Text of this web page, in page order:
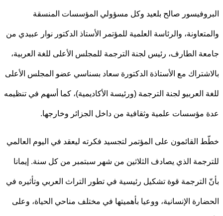
صالح بلعيد وكل مسؤولي المؤسسات المنسقة
والرئاسة العلمية للمؤتمر الأستاذ الدكتور نوار عبيدي من
الطارف، رئيس لجنة الترجمة للمجلس الأعلى للغة العربية،
مع الأستاذة الدكتورة سعاد بسناسي عضو المجلس الأعلى
العربيو لجنة الترجمة (ورئيسة الأكاديمية)، كما أسهم في تنظيمه
مؤسسات علمية وثقافية من داخل الجزائر وخارجها.
على المؤتمر لتجسيد فكرته ليعقد في اليوم العالمي
الذي يصادف الثلاثين من شهر سبتمبر من كل سنة. إيمانا
قوة تشكيل رئيسية في تطور التراث العربي وتأثيره في
الإنسانية، ووعيا بأهميتها في مختلف مناحي الحياة، وعلى